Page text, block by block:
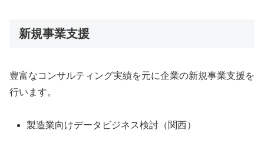
新規事業支援
豊富なコンサルティング実績を元に企業の新規事業支援を
行います。
製造業向けデータビジネス検討（関西）